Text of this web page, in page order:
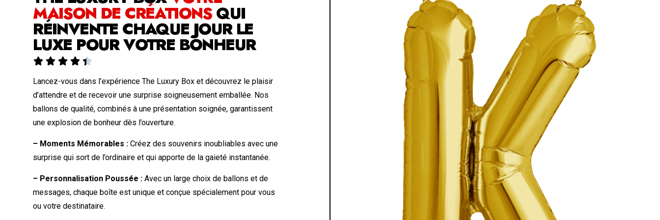
MAISON DE CRÉATIONSQUI
RÉINVENTE CHAQUE JOUR LE
LUXE POUR VOTRE BONHEUR
    
Lancez-vous dans l’expérience The Luxury Box et découvrez le plaisir
d’attendre et de recevoir une surprise soigneusement emballée. Nos
ballons de qualité, combinés à une présentation soignée, garantissent
une explosion de bonheur dès l’ouverture.
– Moments Mémorables : Créez des souvenirs inoubliables avec une
surprise qui sort de l’ordinaire et qui apporte de la gaieté instantanée.
– Personnalisation Poussée : Avec un large choix de ballons et de
messages, chaque boîte est unique et conçue spécialement pour vous
ou votre destinataire.